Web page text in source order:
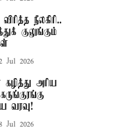
நீலகிரி..
குலுங்கும்
Jul 2026
அரிய
வரவு!
Jul 2026